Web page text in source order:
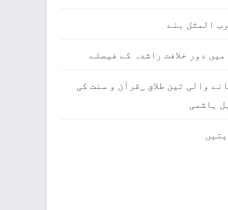
المثل بنے
دور خلافت راشدہ کے فیصلے
والی تین طلاق _قرآن و سنت کی
ہاشمی